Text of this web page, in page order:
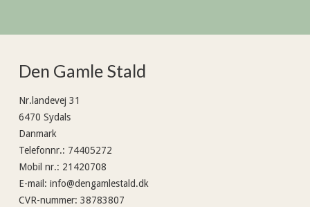
Den Gamle Stald
Nr.landevej 31
6470 Sydals
Danmark
Telefonnr.: 74405272
Mobil nr.: 21420708
E-mail : info@dengamlestald.dk
CVR-nummer: 38783807